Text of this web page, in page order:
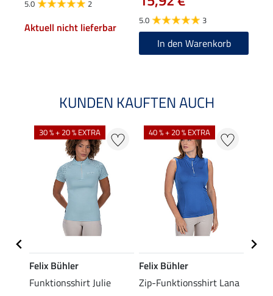
5.0 2
Aktuell nicht lieferbar 5.0 3
In den Warenkorb
KUNDEN KAUFTEN AUCH
30 % + 20 % EXTRA
Felix Bühler
Funktionsshirt Julie
40 % + 20 % EXTRA
Felix Bühler
Zip-Funktionsshirt Lana